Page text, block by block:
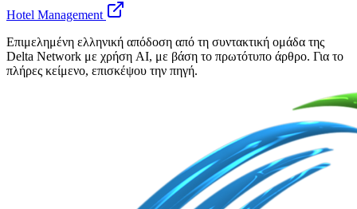
Hotel Management
Επιμελημένη ελληνική απόδοση από τη συντακτική ομάδα της
Delta Network με χρήση AI, με βάση το πρωτότυπο άρθρο. Για το
πλήρες κείμενο, επισκέψου την πηγή.